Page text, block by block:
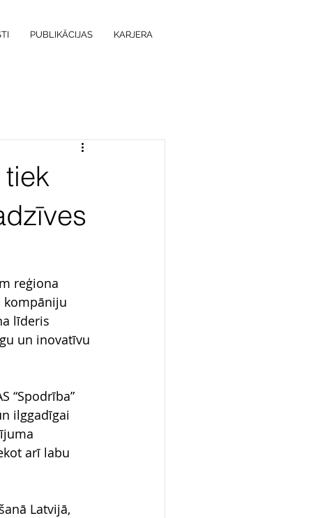
PUBLIKĀCIJAS KARJERA
reģiona
kompāniju
līderis
un inovatīvu
“Spodrība”
ilggadīgai
arī labu
Latvijā,